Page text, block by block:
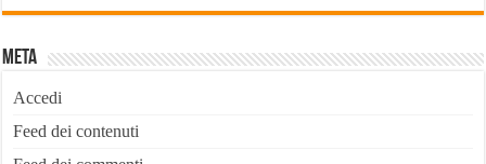
Meta
Accedi
Feed dei contenuti